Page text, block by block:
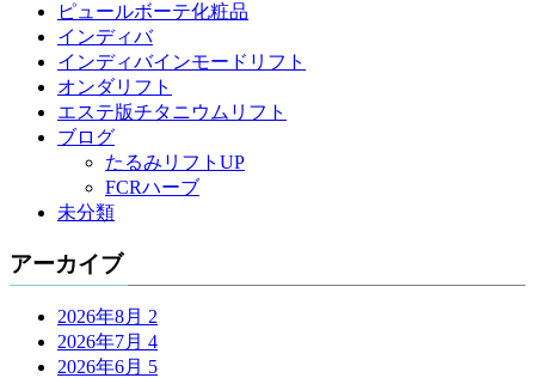
ピュールボーテ化粧品
インディバ
インディバインモードリフト
オンダリフト
エステ版チタニウムリフト
ブログ
たるみリフトUP
FCRハーブ
未分類
アーカイブ
2026年8月 2
2026年7月 4
2026年6月 5